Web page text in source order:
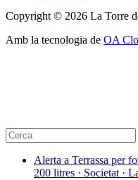
Copyright © 2026 La Torre
Amb la tecnologia de OA
Alerta a Terrassa per
200 litres · Societat ·